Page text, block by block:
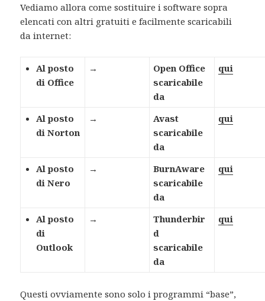
Vediamo allora come sostituire i software sopra
elencati con altri gratuiti e facilmente scaricabili
da internet:
Al posto
di Office
→
Open Office
scaricabile
da
qui
Al posto
di Norton
→
Avast
scaricabile
da
qui
Al posto
di Nero
→
BurnAware
scaricabile
da
qui
Al posto
di
Outlook
→
Thunderbir
d
scaricabile
da
qui
Questi ovviamente sono solo i programmi “base”,